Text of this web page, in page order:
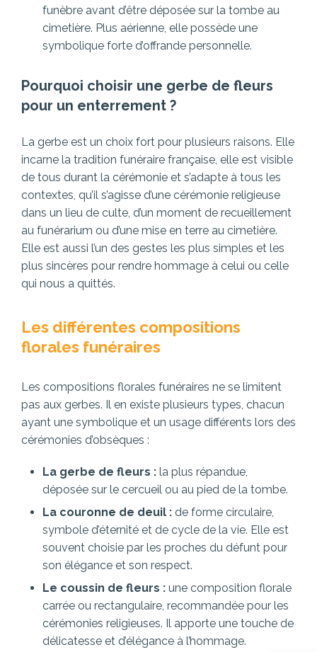
funèbre avant d’être déposée sur la tombe au
cimetière. Plus aérienne, elle possède une
symbolique forte d’offrande personnelle.
Pourquoi choisir une gerbe de fleurs
pour un enterrement ?
La gerbe est un choix fort pour plusieurs raisons. Elle
incarne la tradition funéraire française, elle est visible
de tous durant la cérémonie et s’adapte à tous les
contextes, qu’il s’agisse d’une cérémonie religieuse
dans un lieu de culte, d’un moment de recueillement
au funérarium ou d’une mise en terre au cimetière.
Elle est aussi l’un des gestes les plus simples et les
plus sincères pour rendre hommage à celui ou celle
qui nous a quittés.
Les différentes compositions
florales funéraires
Les compositions florales funéraires ne se limitent
pas aux gerbes. Il en existe plusieurs types, chacun
ayant une symbolique et un usage différents lors des
cérémonies d’obsèques :
La gerbe de fleurs : la plus répandue,
déposée sur le cercueil ou au pied de la tombe.
La couronne de deuil : de forme circulaire,
symbole d’éternité et de cycle de la vie. Elle est
souvent choisie par les proches du défunt pour
son élégance et son respect.
Le coussin de fleurs : une composition florale
carrée ou rectangulaire, recommandée pour les
cérémonies religieuses. Il apporte une touche de
délicatesse et d’élégance à l’hommage.